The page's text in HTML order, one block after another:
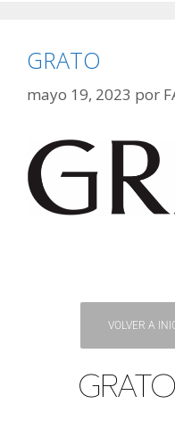
GRATO
mayo 19, 2023 por
VOLVER A
GRATO